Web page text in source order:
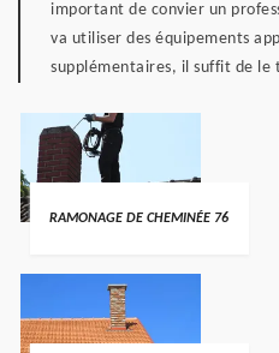
important de convier un
va utiliser des équipements
supplémentaires, il suffit de
RAMONAGE DE CHEMINÉE 76